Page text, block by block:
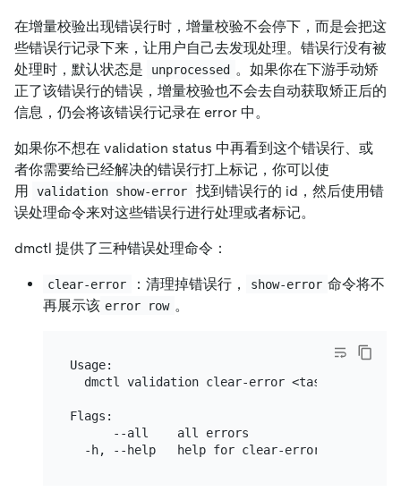
在增量校验出现错误行时，增量校验不会停下，而是会把这
些错误行记录下来，让用户自己去发现处理。错误行没有被
处理时，默认状态是
unprocessed
。如果你在下游手动矫
正了该错误行的错误，增量校验也不会去自动获取矫正后的
信息，仍会将该错误行记录在 error 中。
如果你不想在 validation status 中再看到这个错误行、或
者你需要给已经解决的错误行打上标记，你可以使
用
validation show-error
找到错误行的 id，然后使用错
误处理命令来对这些错误行进行处理或者标记。
dmctl 提供了三种错误处理命令：
clear-error ：清理掉错误行， show-error 命令将不
再展示该 error row 。
Usage:
dmctl validation clear-error <task-name>
Flags:
      --all    all errors